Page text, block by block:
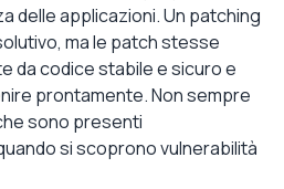
delle applicazioni. Un patching
ma le patch stesse
da codice stabile e sicuro e
prontamente. Non sempre
sono presenti
si scoprono vulnerabilità